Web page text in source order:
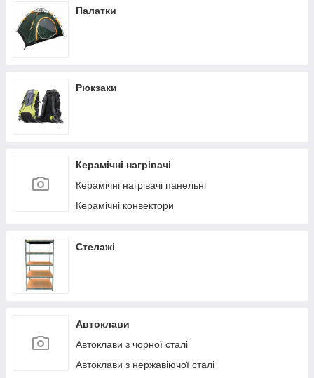
Палатки
Рюкзаки
Керамічні нагрівачі
Керамічні нагрівачі панельні
Керамічні конвектори
Стелажі
Автоклави
Автоклави з чорної сталі
Автоклави з нержавіючої сталі